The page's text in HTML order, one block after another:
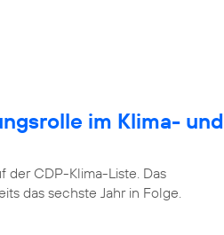
im Klima- und
der CDP-Klima-Liste. Das
das sechste Jahr in Folge.